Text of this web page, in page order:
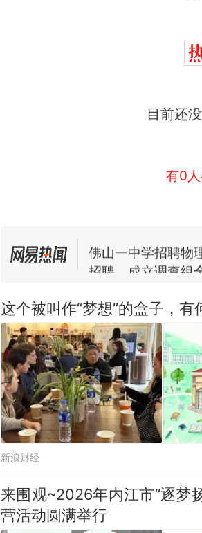
目前还
有0
费大厨“全国小
佛山一中学招聘物
招聘，成立调查组
享界G9车型预售价
热 那个在床头放
这个被叫作“梦想”的盒子，有
新浪财经
来围观~2026年内江市“逐梦
营活动圆满举行